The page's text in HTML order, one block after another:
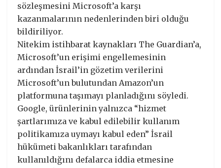
sözleşmesini Microsoft’a karşı
kazanmalarının nedenlerinden biri olduğu
bildiriliyor.
Nitekim istihbarat kaynakları The Guardian’a,
Microsoft’un erişimi engellemesinin
ardından İsrail’in gözetim verilerini
Microsoft’un bulutundan Amazon’un
platformuna taşımayı planladığını söyledi.
Google, ürünlerinin yalnızca “hizmet
şartlarımıza ve kabul edilebilir kullanım
politikamıza uymayı kabul eden” İsrail
hükümeti bakanlıkları tarafından
kullanıldığını defalarca iddia etmesine